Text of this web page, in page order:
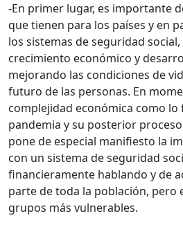
-En primer lugar, es importante
que tienen para los países y en
los sistemas de seguridad
crecimiento económico y
mejorando las condiciones de
futuro de las personas. En
complejidad económica como lo
pandemia y su posterior
pone de especial manifiesto la
con un sistema de seguridad
financieramente hablando y de
parte de toda la población, pero
grupos más vulnerables.